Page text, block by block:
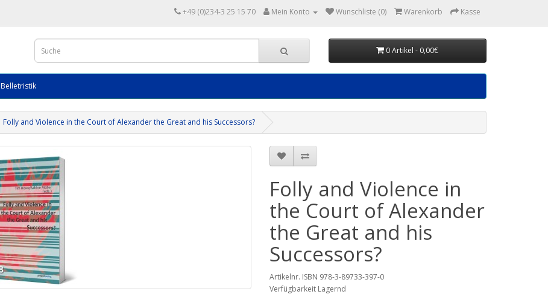
+49 (0)234-3 25 15 70 Mein Konto Wunschliste (0) Warenkorb Kasse
0 Artikel - 0,00€
Belletristik
Folly and Violence in the Court of Alexander the Great and his Successors?
Folly and Violence in
the Court of Alexander
the Great and his
Successors?
Artikelnr. ISBN 978-3-89733-397-0
Verfügbarkeit Lagernd